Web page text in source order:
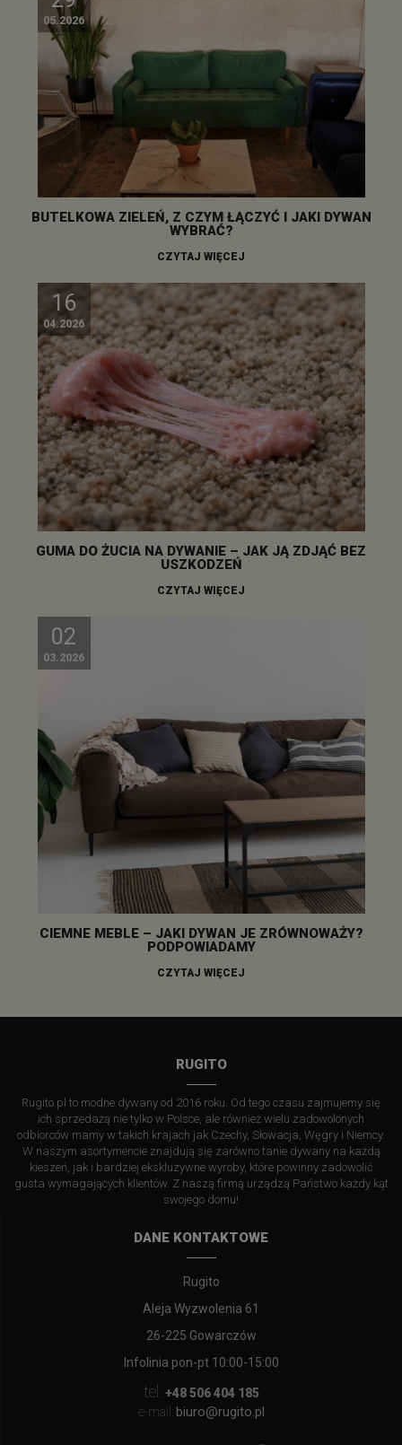
05.2026
BUTELKOWA ZIELEŃ, Z CZYM ŁĄCZYĆ I JAKI DYWAN
WYBRAĆ?
CZYTAJ WIĘCEJ
16
04.2026
GUMA DO ŻUCIA NA DYWANIE – JAK JĄ ZDJĄĆ BEZ
USZKODZEŃ
CZYTAJ WIĘCEJ
02
03.2026
CIEMNE MEBLE – JAKI DYWAN JE ZRÓWNOWAŻY?
PODPOWIADAMY
CZYTAJ WIĘCEJ
RUGITO
Rugito.pl to modne dywany od 2016 roku. Od tego czasu zajmujemy się
ich sprzedażą nie tylko w Polsce, ale również wielu zadowolonych
odbiorców mamy w takich krajach jak Czechy, Słowacja, Węgry i Niemcy.
W naszym asortymencie znajdują się zarówno tanie dywany na każdą
kieszeń, jak i bardziej ekskluzywne wyroby, które powinny zadowolić
gusta wymagających klientów. Z naszą firmą urządzą Państwo każdy kąt
swojego domu!
DANE KONTAKTOWE
Rugito
Aleja Wyzwolenia 61
26-225 Gowarczów
Infolinia pon-pt 10:00-15:00
tel. +48 506 404 185
e-mail: biuro@rugito.pl